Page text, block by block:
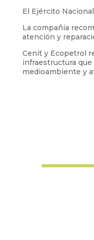
El Ejército
La compañía
atención y
Cenit y Ecopetrol
infraestructura
medioambiente y